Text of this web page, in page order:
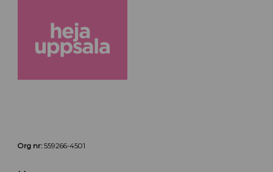
Org nr:559266-4501